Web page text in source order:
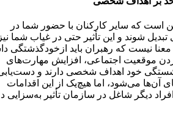
است که سایر کارکنان با حضور شما در
تبدیل شوند و این تأثیر حتی در غیاب شما
معنا نیست که رهبران باید ازخودگذشتگی
بردن موقعیت اجتماعی، افزایش مهارت‌های
خود اهداف شخصی دارند و
آن‌ها می‌شود، اما هیچ‌یک از این اقدامات
دیگر شاغل در سازمان تأثیر به‌سزایی